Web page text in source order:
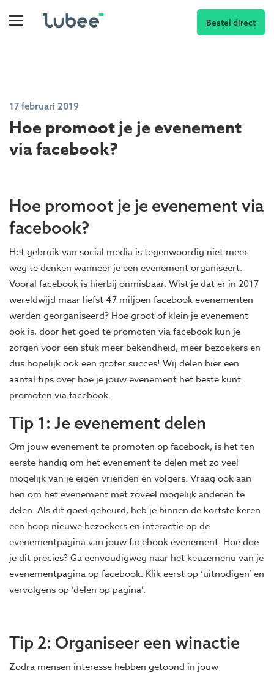
Bestel direct
17 februari 2019
Hoe promoot je je evenement
via facebook?
Hoe promoot je je evenement via
facebook?
Het gebruik van social media is tegenwoordig niet meer
weg te denken wanneer je een evenement organiseert.
Vooral facebook is hierbij onmisbaar. Wist je dat er in 2017
wereldwijd maar liefst 47 miljoen facebook evenementen
werden georganiseerd? Hoe groot of klein je evenement
ook is, door het goed te promoten via facebook kun je
zorgen voor een stuk meer bekendheid, meer bezoekers en
dus hopelijk ook een groter succes! Wij delen hier een
aantal tips over hoe je jouw evenement het beste kunt
promoten via facebook.
Tip 1: Je evenement delen
Om jouw evenement te promoten op facebook, is het ten
eerste handig om het evenement te delen met zo veel
mogelijk van je eigen vrienden en volgers. Vraag ook aan
hen om het evenement met zoveel mogelijk anderen te
delen. Als dit goed gebeurd, heb je binnen de kortste keren
een hoop nieuwe bezoekers en interactie op de
evenementpagina van jouw facebook evenement. Hoe doe
je dit precies? Ga eenvoudigweg naar het keuzemenu van je
evenementpagina op facebook. Klik eerst op ‘uitnodigen’ en
vervolgens op ‘delen op pagina’.
Tip 2: Organiseer een winactie
Zodra mensen interesse hebben getoond in jouw